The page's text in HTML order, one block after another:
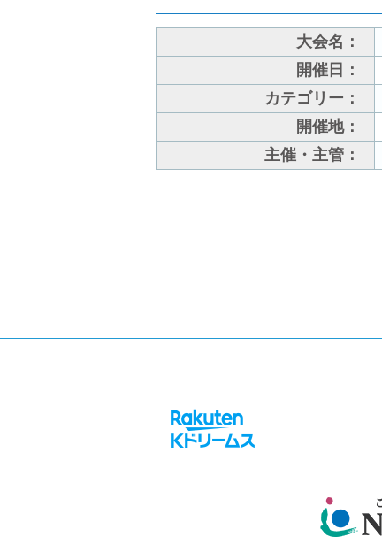
大会名：
開催日：
カテゴリー：
開催地：
主催・主管：